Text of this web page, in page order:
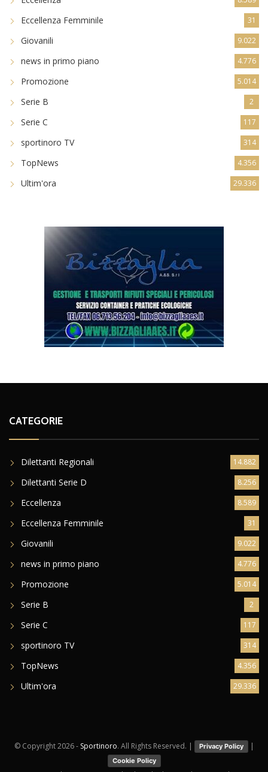
Eccellenza 8.589
Eccellenza Femminile 31
Giovanili 9.022
news in primo piano 4.776
Promozione 5.014
Serie B 2
Serie C 117
sportinoro TV 314
TopNews 4.356
Ultim'ora 29.336
CATEGORIE
Dilettanti Regionali 14.882
Dilettanti Serie D 8.256
Eccellenza 8.589
Eccellenza Femminile 31
Giovanili 9.022
news in primo piano 4.776
Promozione 5.014
Serie B 2
Serie C 117
sportinoro TV 314
TopNews 4.356
Ultim'ora 29.336
© Copyright Sportinoro. All Rights Reserved. | Privacy Policy |
Cookie Policy